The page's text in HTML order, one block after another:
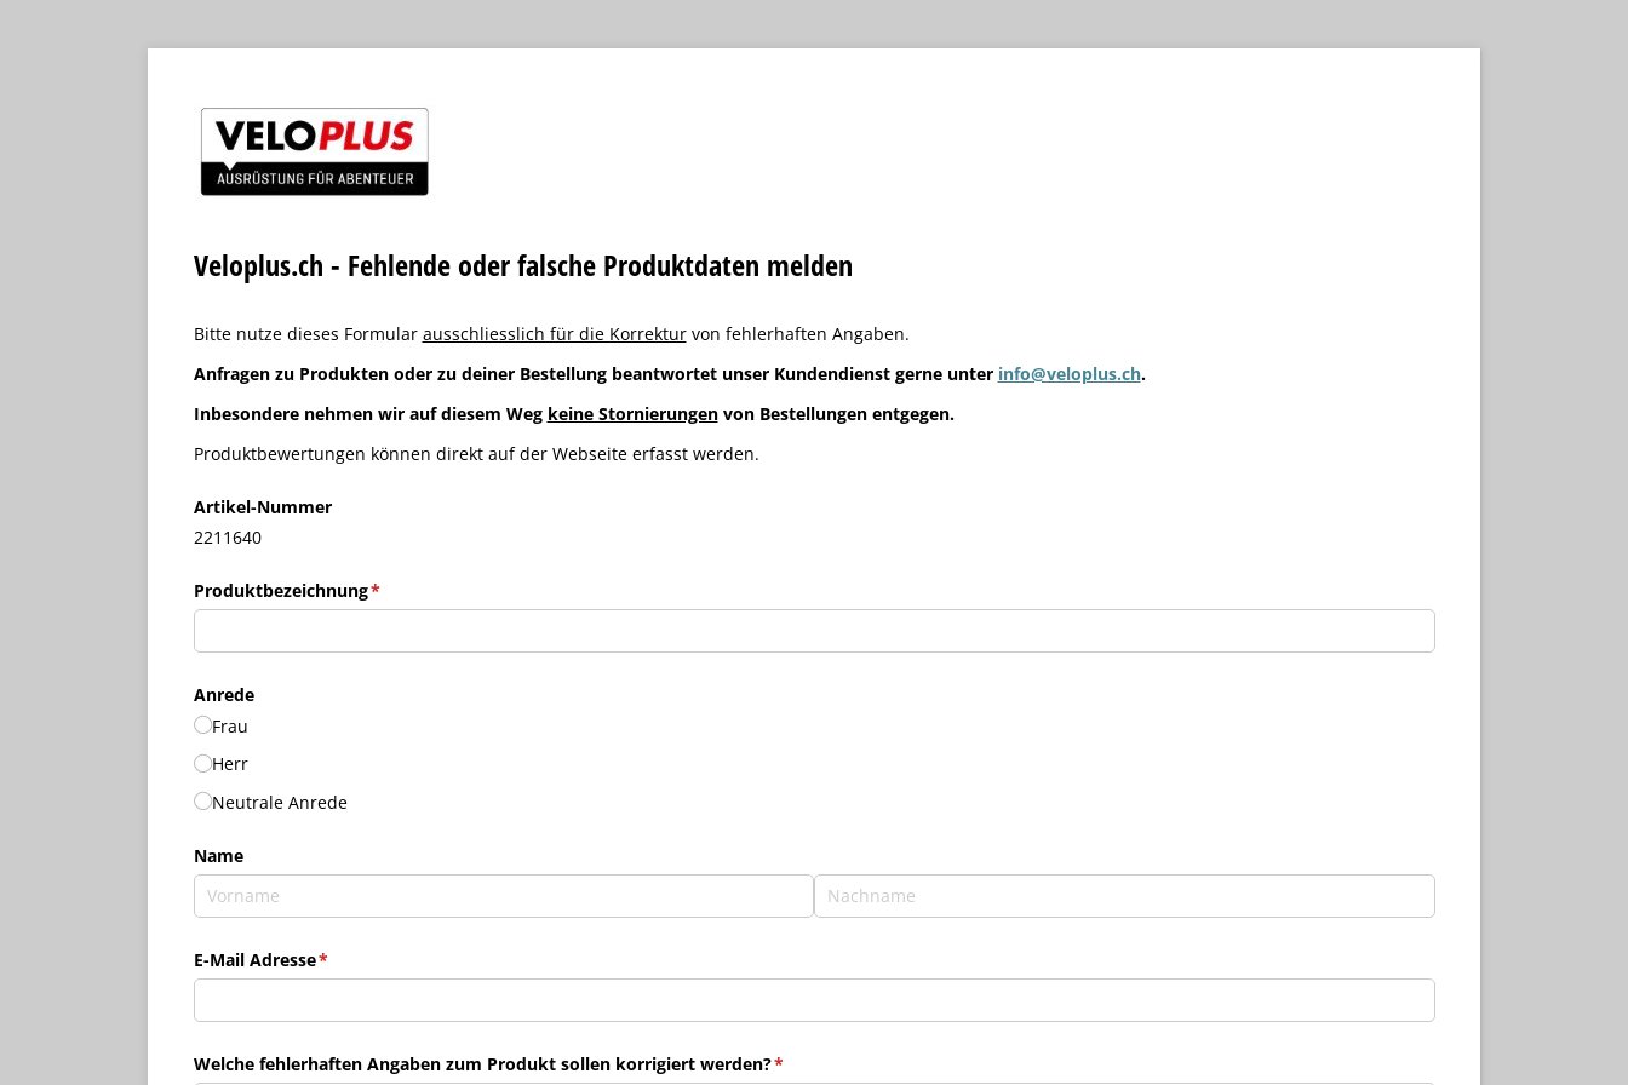
Veloplus.ch - Fehlende oder falsche Produktdaten melden
Bitte nutze dieses Formular ausschliesslich für die Korrekturvon fehlerhaften Angaben.
Anfragen zu Produkten oder zu deiner Bestellung beantwortet unser Kundendienst gerne unter info@veloplus.ch.
Inbesondere nehmen wir auf diesem Weg keine Stornierungenvon Bestellungen entgegen.
Produktbewertungen können direkt auf der Webseite erfasst werden.
Artikel-Nummer
2211640
Produktbezeichnung*
(erforderlich)
Anrede
Frau
Herr
Neutrale Anrede
Name
E-Mail Adresse*
(erforderlich)
Welche fehlerhaften Angaben zum Produkt sollen korrigiert werden?*
(erforderlich)